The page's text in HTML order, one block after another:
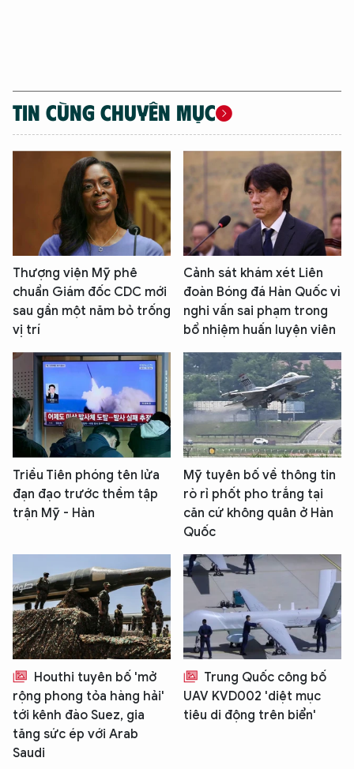
TIN CÙNG CHUYÊN MỤC
Thượng viện Mỹ phê
chuẩn Giám đốc CDC mới
sau gần một năm bỏ trống
vị trí
Cảnh sát khám xét Liên
đoàn Bóng đá Hàn Quốc vì
nghi vấn sai phạm trong
bổ nhiệm huấn luyện viên
Triều Tiên phóng tên lửa
đạn đạo trước thềm tập
trận Mỹ - Hàn
Mỹ tuyên bố về thông tin
rò rỉ phốt pho trắng tại
căn cứ không quân ở Hàn
Quốc
Houthi tuyên bố 'mở
rộng phong tỏa hàng hải'
tới kênh đào Suez, gia
tăng sức ép với Arab
Saudi
Trung Quốc công bố
UAV KVD002 'diệt mục
tiêu di động trên biển'
XIN CHÀO,
TÔI LÀ CHATBOT CỦA
Hãy hỏi tôi bất kỳ điều gì bạn cần biết về
An Ninh Thủ Đô nhé. Tôi sẵn sàng hỗ trợ!